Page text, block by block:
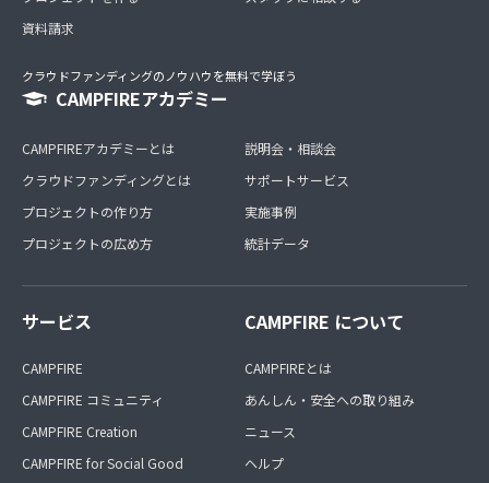
資料請求
クラウドファンディングのノウハウを無料で学ぼう
CAMPFIREアカデミー
CAMPFIREアカデミーとは
クラウドファンディングとは
プロジェクトの作り方
プロジェクトの広め方
説明会・相談会
サポートサービス
実施事例
統計データ
サービス
CAMPFIRE
CAMPFIRE コミュニティ
CAMPFIRE Creation
CAMPFIRE for Social Good
CAMPFIRE について
CAMPFIREとは
あんしん・安全への取り組み
ニュース
ヘルプ